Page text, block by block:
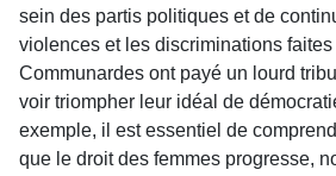
sein des partis politiques et de
violences et les discriminations
Communardes ont payé un lourd
voir triompher leur idéal de
exemple, il est essentiel de
que le droit des femmes progresse,